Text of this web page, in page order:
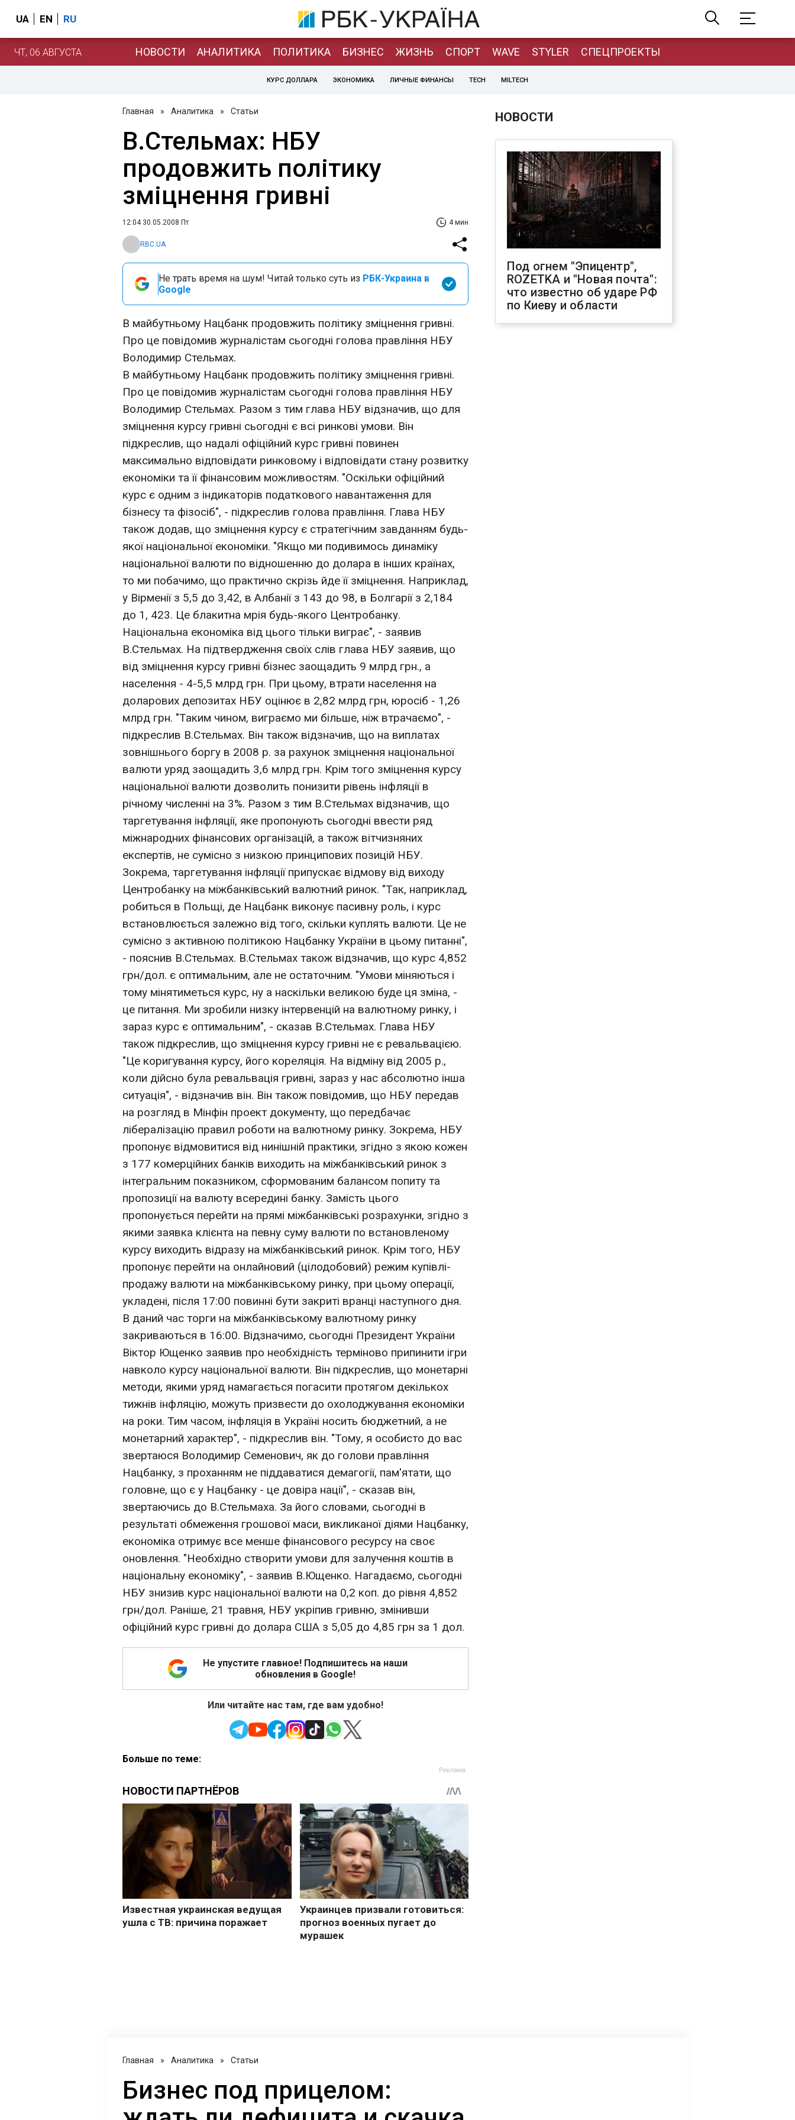
UA EN RU
ЧТ, 06 АВГУСТА НОВОСТИ АНАЛИТИКА ПОЛИТИКА БИЗНЕС ЖИЗНЬ СПОРТ WAVE STYLER СПЕЦПРОЕКТЫ
КУРС ДОЛЛАРА ЭКОНОМИКА ЛИЧНЫЕ ФИНАНСЫ TECH MILTECH
Главная » Аналитика » Статьи
В.Стельмах: НБУ
продовжить політику
зміцнення гривні
12:04 30.05.2008 Пт 4 мин
RBC.UA
Не трать время на шум! Читай только суть из РБК-Украина в
Google
В майбутньому Нацбанк продовжить політику зміцнення гривні.
Про це повідомив журналістам сьогодні голова правління НБУ
Володимир Стельмах.
В майбутньому Нацбанк продовжить політику зміцнення гривні.
Про це повідомив журналістам сьогодні голова правління НБУ
Володимир Стельмах. Разом з тим глава НБУ відзначив, що для
зміцнення курсу гривні сьогодні є всі ринкові умови. Він
підкреслив, що надалі офіційний курс гривні повинен
максимально відповідати ринковому і відповідати стану розвитку
економіки та її фінансовим можливостям. "Оскільки офіційний
курс є одним з індикаторів податкового навантаження для
бізнесу та фізосіб", - підкреслив голова правління. Глава НБУ
також додав, що зміцнення курсу є стратегічним завданням будь-
якої національної економіки. "Якщо ми подивимось динаміку
національної валюти по відношенню до долара в інших країнах,
то ми побачимо, що практично скрізь йде її зміцнення. Наприклад,
у Вірменії з 5,5 до 3,42, в Албанії з 143 до 98, в Болгарії з 2,184
до 1, 423. Це блакитна мрія будь-якого Центробанку.
Національна економіка від цього тільки виграє", - заявив
В.Стельмах. На підтвердження своїх слів глава НБУ заявив, що
від зміцнення курсу гривні бізнес заощадить 9 млрд грн., а
населення - 4-5,5 млрд грн. При цьому, втрати населення на
доларових депозитах НБУ оцінює в 2,82 млрд грн, юросіб - 1,26
млрд грн. "Таким чином, виграємо ми більше, ніж втрачаємо", -
підкреслив В.Стельмах. Він також відзначив, що на виплатах
зовнішнього боргу в 2008 р. за рахунок зміцнення національної
валюти уряд заощадить 3,6 млрд грн. Крім того зміцнення курсу
національної валюти дозволить понизити рівень інфляції в
річному численні на 3%. Разом з тим В.Стельмах відзначив, що
таргетування інфляції, яке пропонують сьогодні ввести ряд
міжнародних фінансових організацій, а також вітчизняних
експертів, не сумісно з низкою принципових позицій НБУ.
Зокрема, таргетування інфляції припускає відмову від виходу
Центробанку на міжбанківський валютний ринок. "Так, наприклад,
робиться в Польщі, де Нацбанк виконує пасивну роль, і курс
встановлюється залежно від того, скільки куплять валюти. Це не
сумісно з активною політикою Нацбанку України в цьому питанні",
- пояснив В.Стельмах. В.Стельмах також відзначив, що курс 4,852
грн/дол. є оптимальним, але не остаточним. "Умови міняються і
тому мінятиметься курс, ну а наскільки великою буде ця зміна, -
це питання. Ми зробили низку інтервенцій на валютному ринку, і
зараз курс є оптимальним", - сказав В.Стельмах. Глава НБУ
також підкреслив, що зміцнення курсу гривні не є ревальвацією.
"Це коригування курсу, його кореляція. На відміну від 2005 р.,
коли дійсно була ревальвація гривні, зараз у нас абсолютно інша
ситуація", - відзначив він. Він також повідомив, що НБУ передав
на розгляд в Мінфін проект документу, що передбачає
лібералізацію правил роботи на валютному ринку. Зокрема, НБУ
пропонує відмовитися від нинішній практики, згідно з якою кожен
з 177 комерційних банків виходить на міжбанківський ринок з
інтегральним показником, сформованим балансом попиту та
пропозиції на валюту всередині банку. Замість цього
пропонується перейти на прямі міжбанківські розрахунки, згідно з
якими заявка клієнта на певну суму валюти по встановленому
курсу виходить відразу на міжбанківський ринок. Крім того, НБУ
пропонує перейти на онлайновий (цілодобовий) режим купівлі-
продажу валюти на міжбанківському ринку, при цьому операції,
укладені, після 17:00 повинні бути закриті вранці наступного дня.
В даний час торги на міжбанківському валютному ринку
закриваються в 16:00. Відзначимо, сьогодні Президент України
Віктор Ющенко заявив про необхідність терміново припинити ігри
навколо курсу національної валюти. Він підкреслив, що монетарні
методи, якими уряд намагається погасити протягом декількох
тижнів інфляцію, можуть призвести до охолоджування економіки
на роки. Тим часом, інфляція в Україні носить бюджетний, а не
монетарний характер", - підкреслив він. "Тому, я особисто до вас
звертаюся Володимир Семенович, як до голови правління
Нацбанку, з проханням не піддаватися демагогії, пам'ятати, що
головне, що є у Нацбанку - це довіра нації", - сказав він,
звертаючись до В.Стельмаха. За його словами, сьогодні в
результаті обмеження грошової маси, викликаної діями Нацбанку,
економіка отримує все менше фінансового ресурсу на своє
оновлення. "Необхідно створити умови для залучення коштів в
національну економіку", - заявив В.Ющенко. Нагадаємо, сьогодні
НБУ знизив курс національної валюти на 0,2 коп. до рівня 4,852
грн/дол. Раніше, 21 травня, НБУ укріпив гривню, змінивши
офіційний курс гривні до долара США з 5,05 до 4,85 грн за 1 дол.
Не упустите главное! Подпишитесь на наши
обновления в Google!
Или читайте нас там, где вам удобно!
Больше по теме:
НОВОСТИ
Под огнем "Эпицентр",
ROZETKA и "Новая почта":
что известно об ударе РФ
по Киеву и области
Главная » Аналитика » Статьи
Бизнес под прицелом: